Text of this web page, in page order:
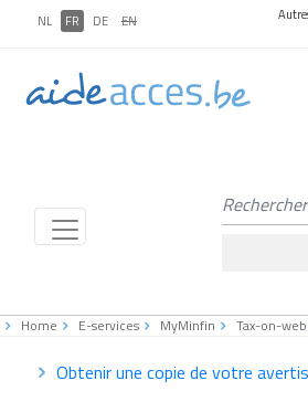
NL FR DE EN
Home E-services MyMinfin Tax-on-web
Obtenir une copie de votre